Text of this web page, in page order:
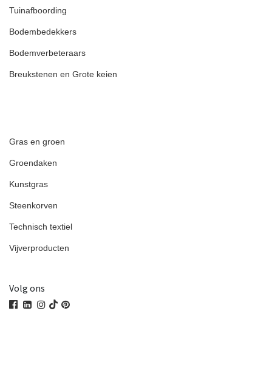
Tuinafboording
Bodembedekkers
Bodemverbeteraars
Breukstenen en Grote keien
Gras en groen
Groendaken
Kunstgras
Steenkorven
Technisch textiel
Vijverproducten
Volg ons